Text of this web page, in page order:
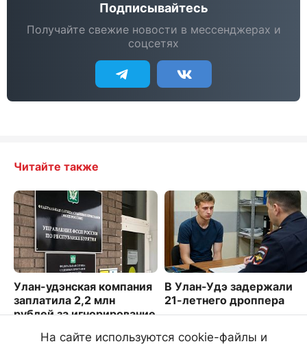
Подписывайтесь
Получайте свежие новости в мессенджерах и
соцсетях
Читайте также
Улан-удэнская компания
заплатила 2,2 млн
рублей за игнорирование
В Улан-Удэ задержали
21-летнего дроппера
На сайте используются cookie-файлы и